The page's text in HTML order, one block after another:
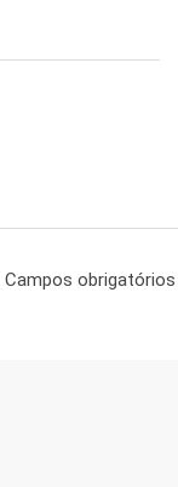
Campos obrigatórios